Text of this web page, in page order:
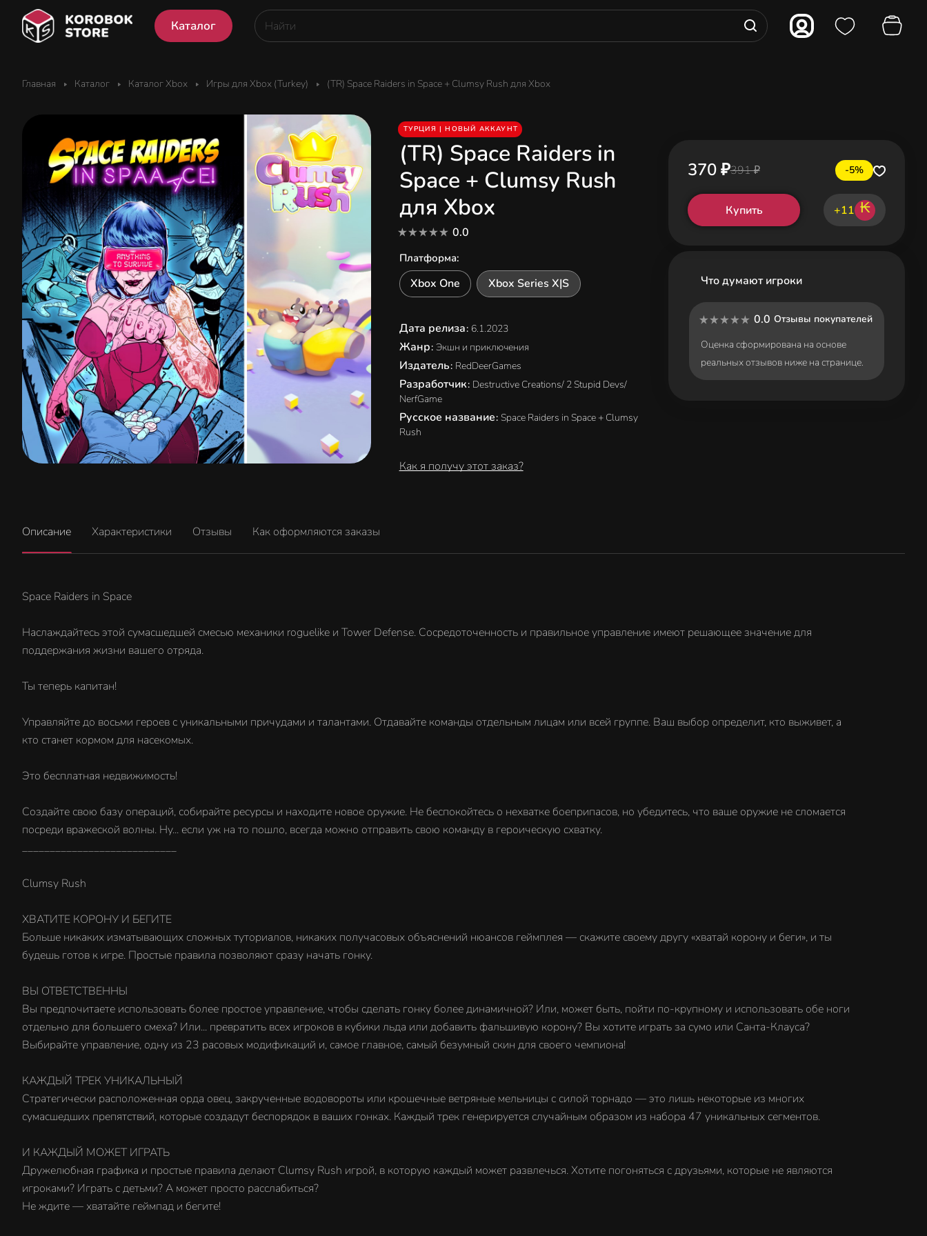
Каталог
Главная Каталог Каталог Xbox Игры для Xbox (Turkey) (TR) Space Raiders in Space + Clumsy Rush для Xbox
ТУРЦИЯ | НОВЫЙ АККАУНТ
(TR) Space Raiders in
Space + Clumsy Rush
для Xbox
0.0
Платформа:
Xbox One Xbox Series X|S
Дата релиза: 6.1.2023
Жанр: Экшн и приключения
Издатель: RedDeerGames
Разработчик: Destructive Creations/ 2 Stupid Devs/
NerfGame
Русское название: Space Raiders in Space + Clumsy
Rush
Как я получу этот заказ?
370 ₽391 ₽ -5%
Купить +11 ₭
Что думают игроки
0.0 Отзывы покупателей
Оценка сформирована на основе
реальных отзывов ниже на странице.
Описание Характеристики Отзывы Как оформляются заказы
Space Raiders in Space
Наслаждайтесь этой сумасшедшей смесью механики roguelike и Tower Defense. Сосредоточенность и правильное управление имеют решающее значение для
поддержания жизни вашего отряда.
Ты теперь капитан!
Управляйте до восьми героев с уникальными причудами и талантами. Отдавайте команды отдельным лицам или всей группе. Ваш выбор определит, кто выживет, а
кто станет кормом для насекомых.
Это бесплатная недвижимость!
Создайте свою базу операций, собирайте ресурсы и находите новое оружие. Не беспокойтесь о нехватке боеприпасов, но убедитесь, что ваше оружие не сломается
посреди вражеской волны. Ну... если уж на то пошло, всегда можно отправить свою команду в героическую схватку.
____________________________
Clumsy Rush
ХВАТИТЕ КОРОНУ И БЕГИТЕ
Больше никаких изматывающих сложных туториалов, никаких получасовых объяснений нюансов геймплея — скажите своему другу «хватай корону и беги», и ты
будешь готов к игре. Простые правила позволяют сразу начать гонку.
ВЫ ОТВЕТСТВЕННЫ
Вы предпочитаете использовать более простое управление, чтобы сделать гонку более динамичной? Или, может быть, пойти по-крупному и использовать обе ноги
отдельно для большего смеха? Или... превратить всех игроков в кубики льда или добавить фальшивую корону? Вы хотите играть за сумо или Санта-Клауса?
Выбирайте управление, одну из 23 расовых модификаций и, самое главное, самый безумный скин для своего чемпиона!
КАЖДЫЙ ТРЕК УНИКАЛЬНЫЙ
Стратегически расположенная орда овец, закрученные водовороты или крошечные ветряные мельницы с силой торнадо — это лишь некоторые из многих
сумасшедших препятствий, которые создадут беспорядок в ваших гонках. Каждый трек генерируется случайным образом из набора 47 уникальных сегментов.
И КАЖДЫЙ МОЖЕТ ИГРАТЬ
Дружелюбная графика и простые правила делают Clumsy Rush игрой, в которую каждый может развлечься. Хотите погоняться с друзьями, которые не являются
игроками? Играть с детьми? А может просто расслабиться?
Не ждите — хватайте геймпад и бегите!